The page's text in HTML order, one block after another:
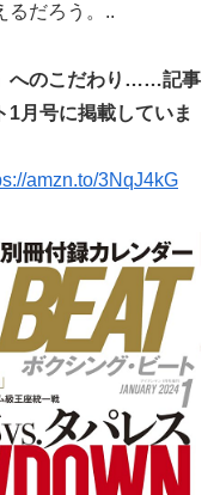
るだろう。..
へのこだわり……記事
月号に掲載していま
amzn.to/3NqJ4kG